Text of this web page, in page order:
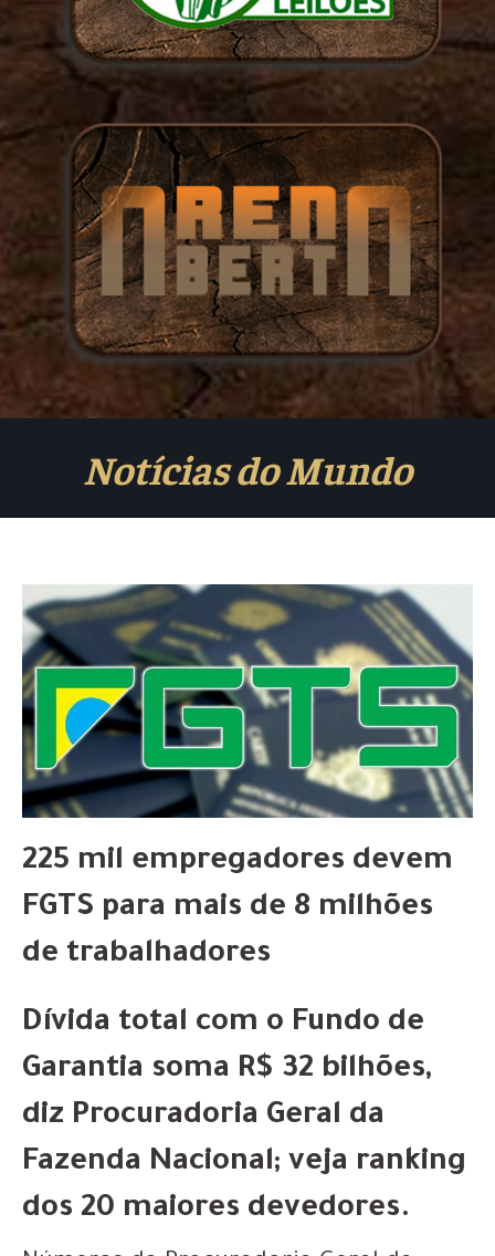
Notícias do Mundo
225 mil empregadores devem
FGTS para mais de 8 milhões
de trabalhadores
Dívida total com o Fundo de
Garantia soma R$ 32 bilhões,
diz Procuradoria Geral da
Fazenda Nacional; veja ranking
dos 20 maiores devedores.